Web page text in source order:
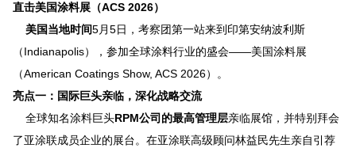
直击美国涂料展（ACS 2026）
美国当地时间5月5日，考察团第一站来到印第安纳波利斯
（Indianapolis），参加全球涂料行业的盛会——美国涂料展
（American Coatings Show, ACS 2026）。
亮点一：国际巨头亲临，深化战略交流
全球知名涂料巨头RPM公司的最高管理层亲临展馆，并特别拜会
了亚涂联成员企业的展台。在亚涂联高级顾问林益民先生亲自引荐